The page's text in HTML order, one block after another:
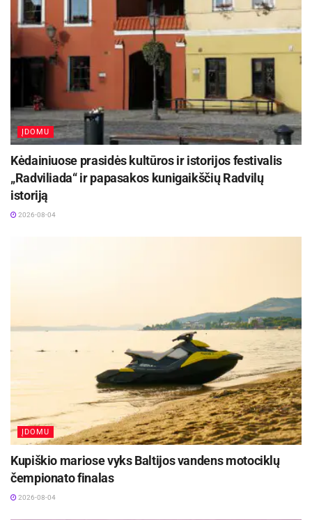
Kauno rajono savivaldybė
ĮDOMU
Kėdainiuose prasidės kultūros ir istorijos festivalis
„Radviliada“ ir papasakos kunigaikščių Radvilų
istoriją
2026-08-04
ĮDOMU
Kupiškio mariose vyks Baltijos vandens motociklų
čempionato finalas
2026-08-04